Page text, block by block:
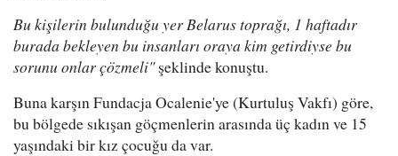
Bu kişilerin bulunduğu yer Belarus toprağı, 1 haftadır
burada bekleyen bu insanları oraya kim getirdiyse bu
sorunu onlar çözmeli"şeklinde konuştu.
Buna karşın Fundacja Ocalenie'ye (Kurtuluş Vakfı) göre,
bu bölgede sıkışan göçmenlerin arasında üç kadın ve 15
yaşındaki bir kız çocuğu da var.